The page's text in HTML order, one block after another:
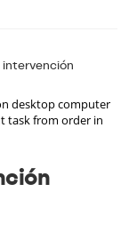
desktop computer
task from order in